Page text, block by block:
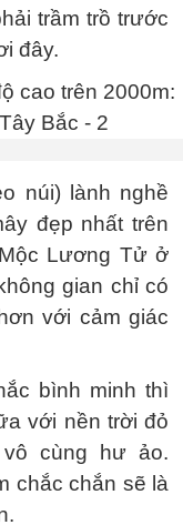
trầm trồ trước
đây.
núi) lành nghề
đẹp nhất trên
Lương Tử ở
gian chỉ có
với cảm giác
bình minh thì
với nền trời đỏ
cùng hư ảo.
chắc chắn sẽ là